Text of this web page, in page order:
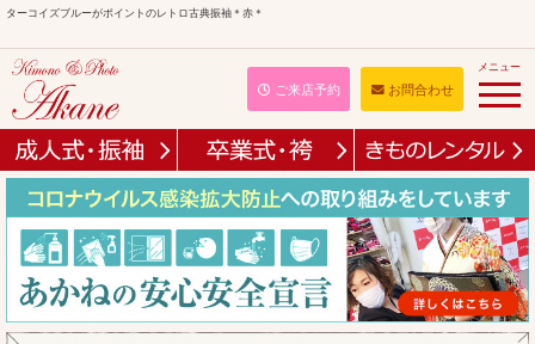
ターコイズブルーがポイントのレトロ古典振袖＊赤＊
ご来店予約 お問合わせ
メニュー